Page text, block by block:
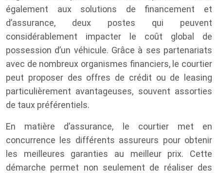
également aux solutions de financement et
d’assurance, deux postes qui peuvent
considérablement impacter le coût global de
possession d’un véhicule. Grâce à ses partenariats
avec de nombreux organismes financiers, le courtier
peut proposer des offres de crédit ou de leasing
particulièrement avantageuses, souvent assorties
de taux préférentiels.
En matière d’assurance, le courtier met en
concurrence les différents assureurs pour obtenir
les meilleures garanties au meilleur prix. Cette
démarche permet non seulement de réaliser des